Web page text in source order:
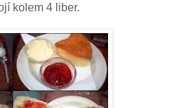
kolem 4 liber.